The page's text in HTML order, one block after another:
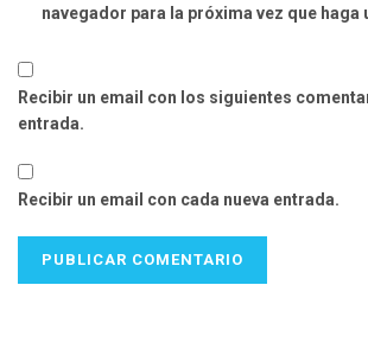
navegador para la próxima vez que haga
Recibir un email con los siguientes
entrada.
Recibir un email con cada nueva entrada.